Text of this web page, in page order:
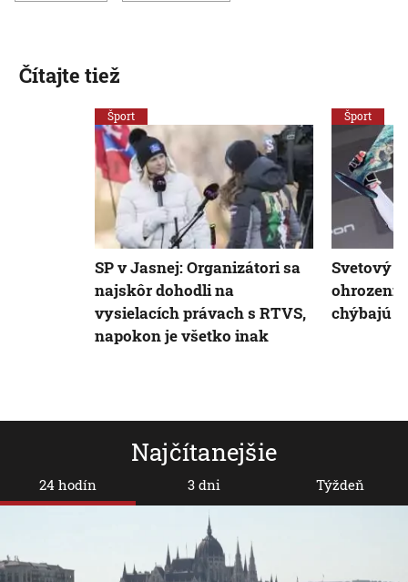
Najčítanejšie
24 hodín 3 dni Týždeň
Čítajte tiež
Šport
SP v Jasnej: Organizátori sa
najskôr dohodli na
vysielacích právach s RTVS,
napokon je všetko inak
Šport
Svetový
ohrození,
chýbajú